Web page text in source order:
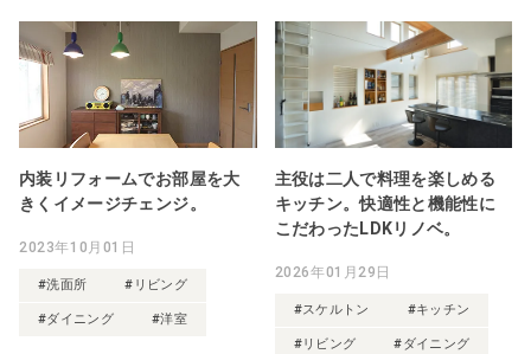
内装リフォームでお部屋を大
きくイメージチェンジ。
2023年10月01日
#洗面所 #リビング
#ダイニング #洋室
主役は二人で料理を楽しめる
キッチン。快適性と機能性に
こだわったLDKリノベ。
2026年01月29日
#スケルトン #キッチン
#リビング #ダイニング